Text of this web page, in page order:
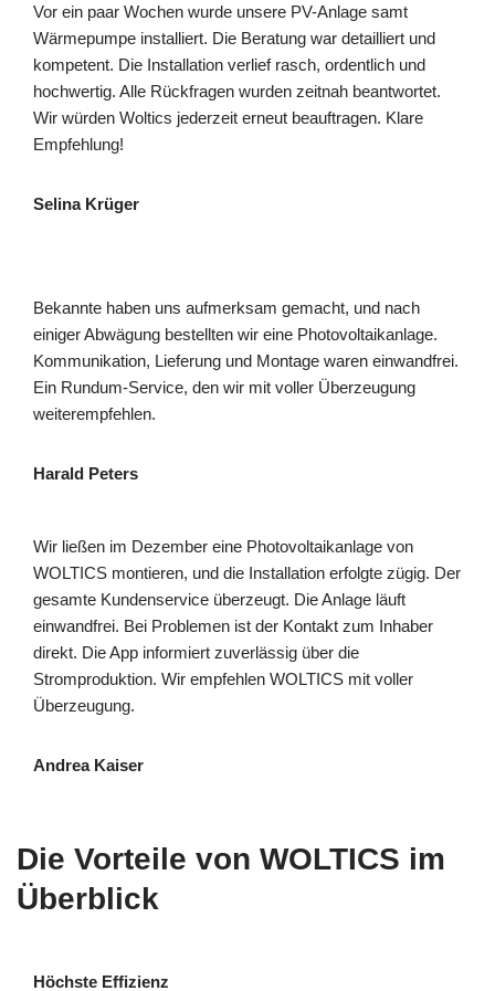
Vor ein paar Wochen wurde unsere PV-Anlage samt
Wärmepumpe installiert. Die Beratung war detailliert und
kompetent. Die Installation verlief rasch, ordentlich und
hochwertig. Alle Rückfragen wurden zeitnah beantwortet.
Wir würden Woltics jederzeit erneut beauftragen. Klare
Empfehlung!
Selina Krüger
Bekannte haben uns aufmerksam gemacht, und nach
einiger Abwägung bestellten wir eine Photovoltaikanlage.
Kommunikation, Lieferung und Montage waren einwandfrei.
Ein Rundum-Service, den wir mit voller Überzeugung
weiterempfehlen.
Harald Peters
Wir ließen im Dezember eine Photovoltaikanlage von
WOLTICS montieren, und die Installation erfolgte zügig. Der
gesamte Kundenservice überzeugt. Die Anlage läuft
einwandfrei. Bei Problemen ist der Kontakt zum Inhaber
direkt. Die App informiert zuverlässig über die
Stromproduktion. Wir empfehlen WOLTICS mit voller
Überzeugung.
Andrea Kaiser
Die Vorteile von WOLTICS im
Überblick
Höchste Effizienz